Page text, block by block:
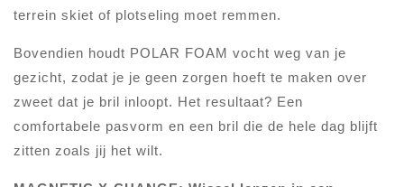
terrein skiet of plotseling moet remmen.
Bovendien houdt POLAR FOAM vocht weg van je
gezicht, zodat je je geen zorgen hoeft te maken over
zweet dat je bril inloopt. Het resultaat? Een
comfortabele pasvorm en een bril die de hele dag blijft
zitten zoals jij het wilt.